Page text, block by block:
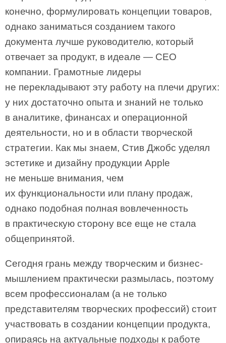
конечно, формулировать концепции товаров,
однако заниматься созданием такого
документа лучше руководителю, который
отвечает за продукт, в идеале — СЕО
компании. Грамотные лидеры
не перекладывают эту работу на плечи других:
у них достаточно опыта и знаний не только
в аналитике, финансах и операционной
деятельности, но и в области творческой
стратегии. Как мы знаем, Стив Джобс уделял
эстетике и дизайну продукции Apple
не меньше внимания, чем
их функциональности или плану продаж,
однако подобная полная вовлеченность
в практическую сторону все еще не стала
общепринятой.
Сегодня грань между творческим и бизнес-
мышлением практически размылась, поэтому
всем профессионалам (а не только
представителям творческих профессий) стоит
участвовать в создании концепции продукта,
опираясь на актуальные подходы к работе